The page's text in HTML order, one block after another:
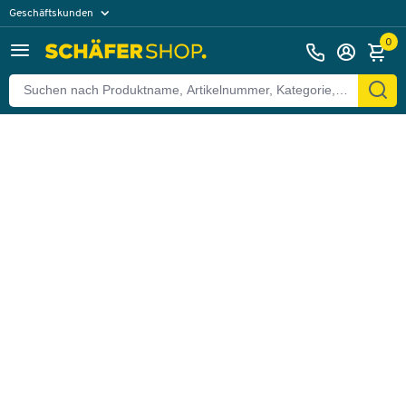
Geschäftskunden
0
Zurück